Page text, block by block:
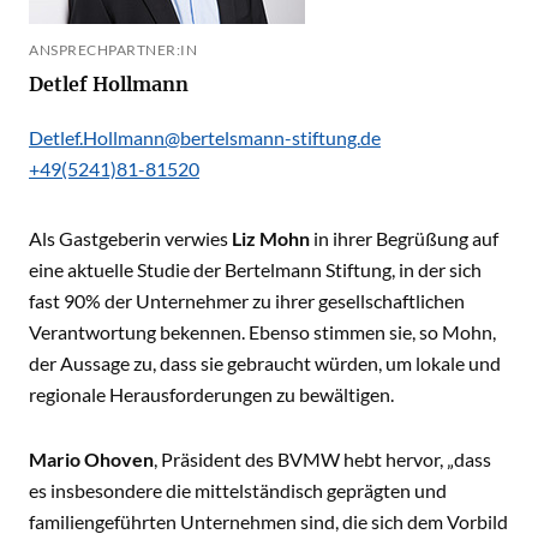
ANSPRECHPARTNER:IN
Detlef Hollmann
Detlef.Hollmann@bertelsmann-stiftung.de
+49(5241)81-81520
Als Gastgeberin verwies Liz Mohn in ihrer Begrüßung auf
eine aktuelle Studie der Bertelmann Stiftung, in der sich
fast 90% der Unternehmer zu ihrer gesellschaftlichen
Verantwortung bekennen. Ebenso stimmen sie, so Mohn,
der Aussage zu, dass sie gebraucht würden, um lokale und
regionale Herausforderungen zu bewältigen.
Mario Ohoven, Präsident des BVMW hebt hervor, „dass
es insbesondere die mittelständisch geprägten und
familiengeführten Unternehmen sind, die sich dem Vorbild